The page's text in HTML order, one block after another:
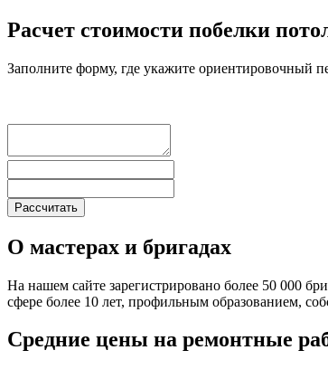
Расчет стоимости побелки
Заполните форму, где укажите ориентировочный
О мастерах и бригадах
На нашем сайте зарегистрировано более 50 000
сфере более 10 лет, профильным образованием,
Средние цены на ремонтные